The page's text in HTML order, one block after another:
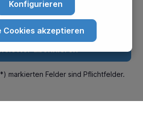
markierten Felder sind Pflichtfelder.
Konfigurieren
Cookies akzeptieren